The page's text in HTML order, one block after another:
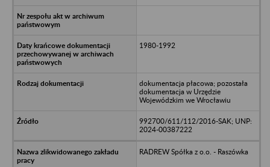
1980-1992
dokumentacja płacowa; pozostała
dokumentacja w Urzędzie
Wojewódzkim we Wrocławiu
992700/611/112/2016-SAK; UNP:
2024-00387222
RADREW Spółka z o.o. - Raszówka